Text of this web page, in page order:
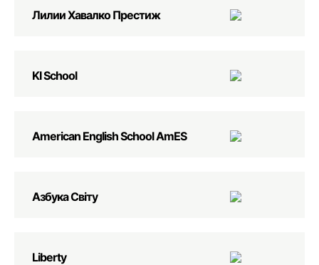
Лилии Хавалко Престиж
KI School
American English School AmES
Азбука Світу
Liberty